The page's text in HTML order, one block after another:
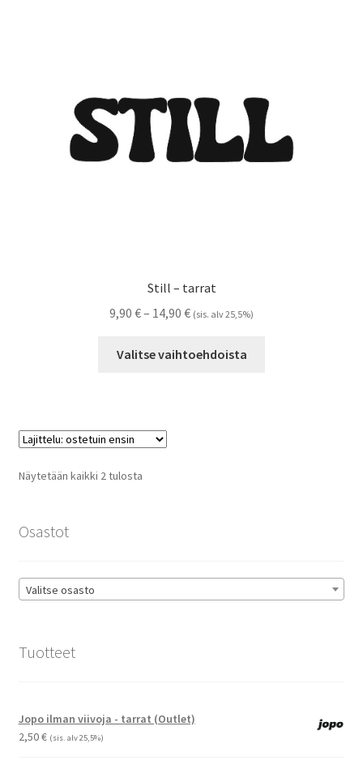
sivulla.
Still – tarrat
9,90 €– 14,90 €Hintaluokka:
-
(sis. alv 25,5%)
Valitse vaihtoehdoista
Näytetään kaikki 2 tulostaSuosituimmat
Osastot
Valitse osasto
Tuotteet
Jopo ilman viivoja - tarrat (Outlet)
2,50€ (sis. alv 25,5%)